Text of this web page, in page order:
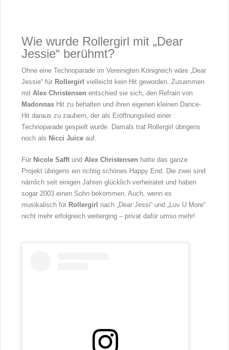
Wie wurde Rollergirl mit „Dear
Jessie“ berühmt?
Ohne eine Technoparade im Vereinigten Königreich wäre „Dear
Jessie“ für Rollergirl vielleicht kein Hit geworden. Zusammen
mitAlex Christensen entschied sie sich, den Refrain von
Madonnas Hit zu behalten und ihren eigenen kleinen Dance-
Hit daraus zu zaubern, der als Eröffnungslied einer
Technoparade gespielt wurde. Damals trat Rollergirl übrigens
noch als Nicci Juice auf.
Für Nicole Safft und Alex Christensen hatte das ganze
Projekt übrigens ein richtig schönes Happy End. Die zwei sind
nämlich seit einigen Jahren glücklich verheiratet und haben
sogar 2003 einen Sohn bekommen. Auch, wenn es
musikalisch für Rollergirl nach „Dear Jessi“ und „Luv U More“
nicht mehr erfolgreich weiterging – privat dafür umso mehr!